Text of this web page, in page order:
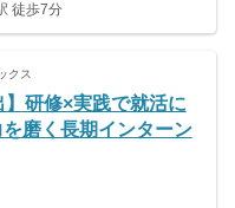
徒歩7分
クス
】研修×実践で就活に
磨く長期インターン